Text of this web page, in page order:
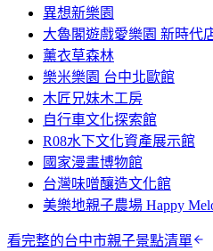
異想新樂園
大魯閣遊戲愛樂園 新時代
薰衣草森林
樂米樂園 台中北歐館
木匠兄妹木工房
自行車文化探索館
R08水下文化資產展示館
國家漫畫博物館
台灣味噌釀造文化館
美樂地親子農場 Happy
看完整的台中市親子景點清單